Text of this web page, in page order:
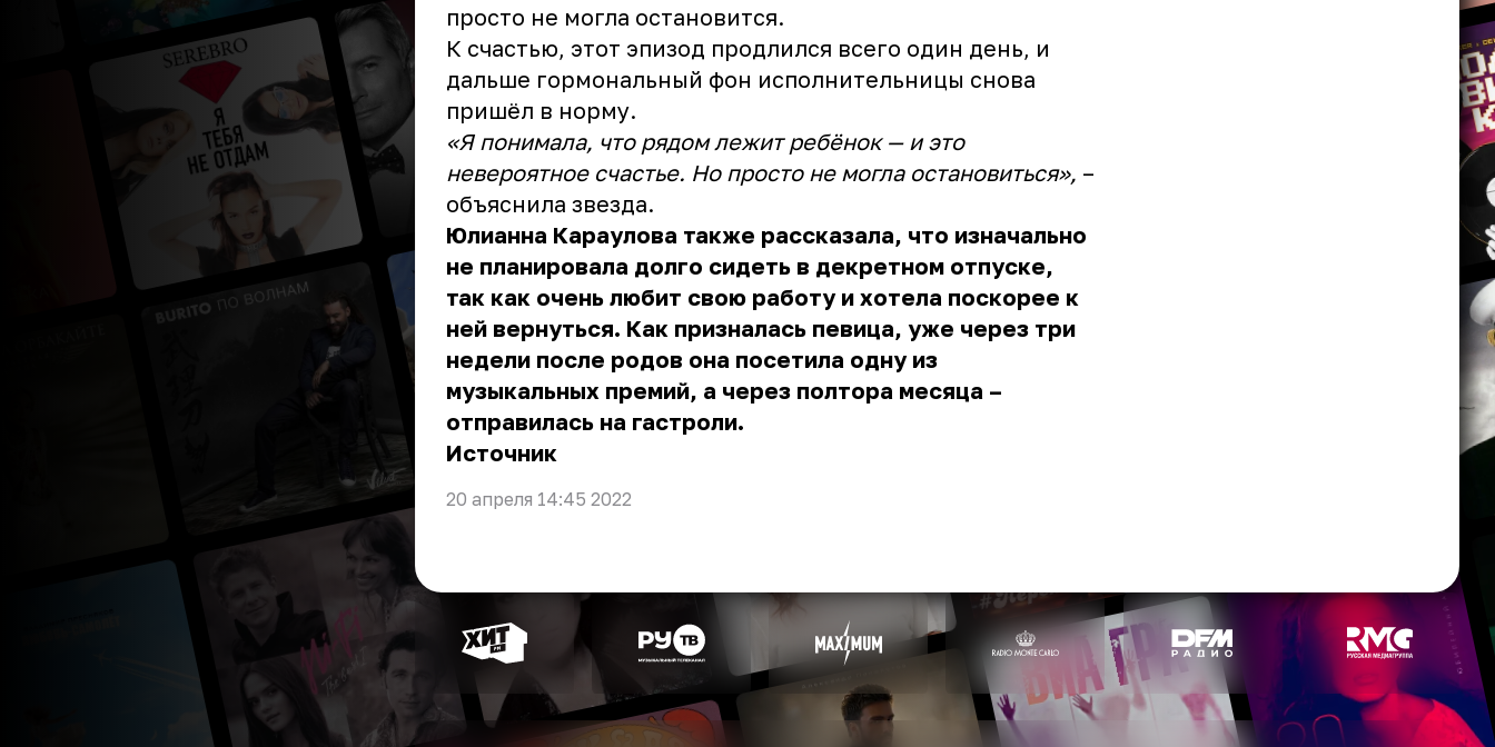
просто не могла остановится.
К счастью, этот эпизод продлился всего один день, и
дальше гормональный фон исполнительницы снова
пришёл в норму.
«Я понимала, что рядом лежит ребёнок — и это
невероятное счастье. Но просто не могла остановиться», –
объяснила звезда.
Юлианна Караулова также рассказала, что изначально
не планировала долго сидеть в декретном отпуске,
так как очень любит свою работу и хотела поскорее к
ней вернуться. Как призналась певица, уже через три
недели после родов она посетила одну из
музыкальных премий, а через полтора месяца –
отправилась на гастроли.
Источник
20 апреля 14:45 2022